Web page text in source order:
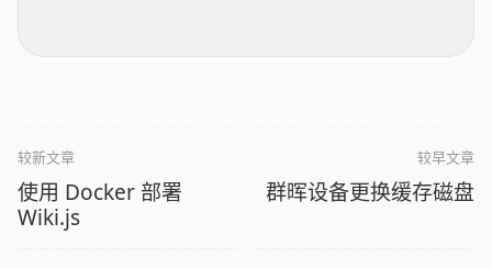
较新文章
使用 Docker 部署
Wiki.js
较早文章
群晖设备更换缓存磁盘